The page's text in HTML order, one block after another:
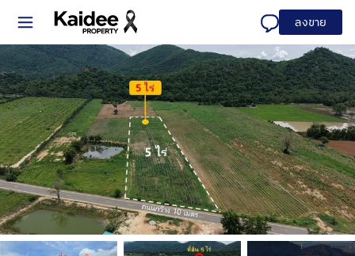
ลงขาย